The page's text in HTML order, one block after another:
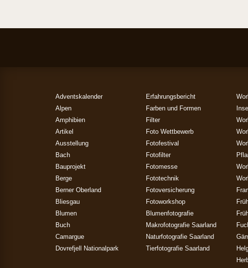
Adventskalender
Alpen
Amphibien
Artikel
Ausstellung
Bach
Bauprojekt
Berge
Berner Oberland
Bliesgau
Blumen
Buch
Camargue
Dovrefjell Nationalpark
Erfahrungsbericht
Farben und Formen
Filter
Foto Wettbewerb
Fotofestival
Fotofilter
Fotomesse
Fototechnik
Fotoversicherung
Fotoworkshop
Blumenfotografie
Makrofotografie Saarland
Naturfotografie Saarland
Tierfotografie Saarland